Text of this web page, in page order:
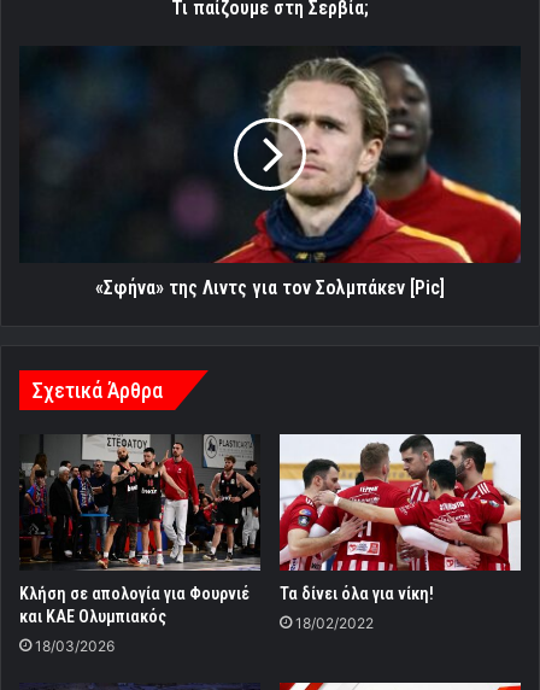
Τι παίζουμε στη Σερβία;
«Σφήνα» της Λιντς για τον Σολμπάκεν [Pic]
Σχετικά Άρθρα
Κλήση σε απολογία για Φουρνιέ
και ΚΑΕ Ολυμπιακός
18/03/2026
Τα δίνει όλα για νίκη!
18/02/2022